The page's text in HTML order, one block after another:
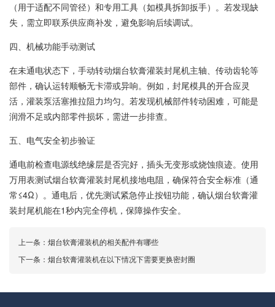
（用于适配不同管径）和专用工具（如模具拆卸扳手）。若发现缺
失，需立即联系供应商补发，避免影响后续调试。
四、机械功能手动测试
在未通电状态下，手动转动烟台软膏灌装封尾机主轴、传动齿轮等
部件，确认运转顺畅无卡滞或异响。例如，封尾模具的开合应灵
活，灌装泵活塞推拉阻力均匀。若发现机械部件转动困难，可能是
润滑不足或内部零件损坏，需进一步排查。
五、电气安全初步验证
通电前检查电源线绝缘层是否完好，插头无变形或烧蚀痕迹。使用
万用表测试烟台软膏灌装封尾机接地电阻，确保符合安全标准（通
常≤4Ω）。通电后，优先测试紧急停止按钮功能，确认烟台软膏灌
装封尾机能在1秒内完全停机，保障操作安全。
上一条： 烟台软膏灌装机的相关配件有哪些
下一条： 烟台软膏灌装机在以下情况下需要更换密封圈